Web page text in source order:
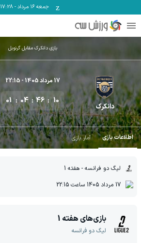
جمعه ۱۶ مرداد -
17:28
بازی دانکرک مقابل گرنوبل
دانکرک
17 مرداد 1405 - 22:15
01 04 46 10
اطلاعات بازی آمار بازی
لیگ دو فرانسه - هفته 1
17 مرداد 1405
ساعت 22:15
بازی‌های هفته 1
لیگ دو فرانسه